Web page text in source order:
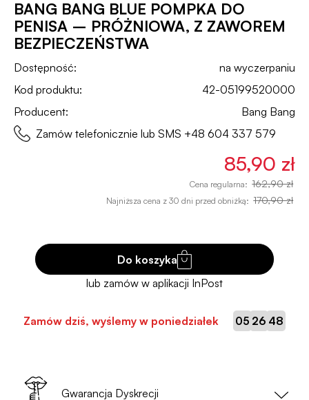
BANG BANG BLUE POMPKA DO
PENISA – PRÓŻNIOWA, Z ZAWOREM
BEZPIECZEŃSTWA
Dostępność:
na wyczerpaniu
Kod produktu:
42-05199520000
Producent:
Bang Bang
Zamów telefonicznie lub SMS +48 604 337 579
85,90 zł
Cena regularna: 162,90 zł
Najniższa cena z 30 dni przed obniżką: 170,90 zł
Do koszyka
Zamów dziś, wyślemy w poniedziałek 05 :26 :47
Gwarancja Dyskrecji